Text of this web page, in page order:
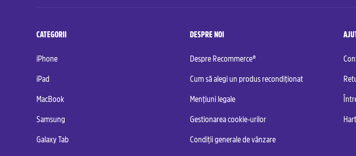
CATEGORII
iPhone
iPad
MacBook
Samsung
Galaxy Tab
DESPRE NOI
Despre Recommerce®
Cum să alegi un produs recondiționat
Mențiuni legale
Gestionarea cookie-urilor
Condiții generale de vânzare